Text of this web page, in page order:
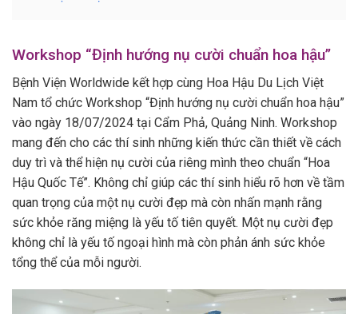
Workshop “Định hướng nụ cười chuẩn hoa hậu”
Bệnh Viện Worldwide kết hợp cùng Hoa Hậu Du Lịch Việt
Nam tổ chức Workshop “Định hướng nụ cười chuẩn hoa hậu”
vào ngày 18/07/2024 tại Cẩm Phả, Quảng Ninh. Workshop
mang đến cho các thí sinh những kiến thức cần thiết về cách
duy trì và thể hiện nụ cười của riêng mình theo chuẩn “Hoa
Hậu Quốc Tế”. Không chỉ giúp các thí sinh hiểu rõ hơn về tầm
quan trọng của một nụ cười đẹp mà còn nhấn mạnh rằng
sức khỏe răng miệng là yếu tố tiên quyết. Một nụ cười đẹp
không chỉ là yếu tố ngoại hình mà còn phản ánh sức khỏe
tổng thể của mỗi người.